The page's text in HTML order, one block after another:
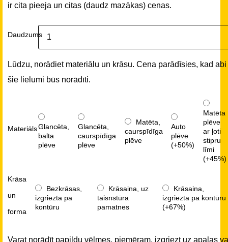
ir cita pieeja un citas (daudz mazākas) cenas.
Daudzums
Lūdzu, norādiet materiālu un krāsu. Cena parādīsies, kad abi
šie lielumi būs norādīti.
MateriālsGlancēta,
balta
plēve
Glancēta,
caurspīdīga
plēve
Matēta,
caurspīdīga
plēve
Auto
plēve
(+50%)
Matēta
plēve
ar ļoti
stipru
līmi
(+45%)
Krāsa
un
forma
Bezkrāsas,
izgriezta pa
kontūru
Krāsaina, uz
taisnstūra
pamatnes
Krāsaina,
izgriezta pa kontūru
(+67%)
Varat norādīt papildu vēlmes, piemēram, izgriezt uz apaļas